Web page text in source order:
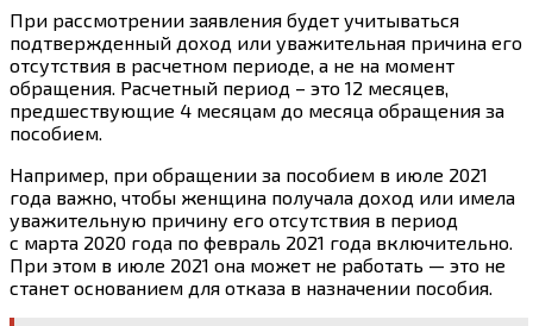
При рассмотрении заявления будет учитываться
подтвержденный доход или уважительная причина его
отсутствия в расчетном периоде, а не на момент
обращения. Расчетный период – это 12 месяцев,
предшествующие 4 месяцам до месяца обращения за
пособием.
Например, при обращении за пособием в июле 2021
года важно, чтобы женщина получала доход или имела
уважительную причину его отсутствия в период
с марта 2020 года по февраль 2021 года включительно.
При этом в июле 2021 она может не работать — это не
станет основанием для отказа в назначении пособия.